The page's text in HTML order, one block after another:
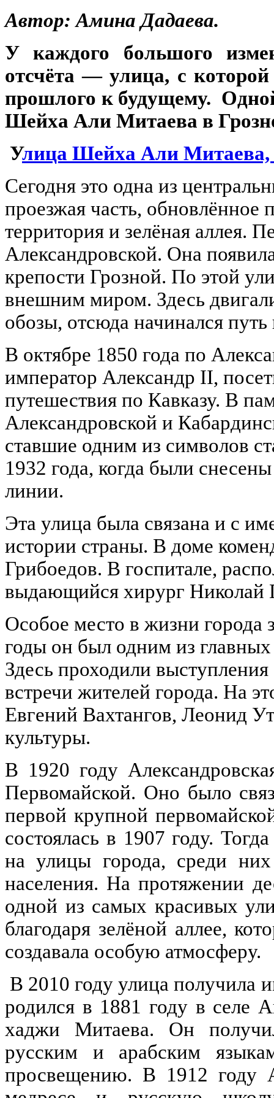
Автор: Амина Дадаева.
У каждого большого
отсчёта — улица, с
прошлого к будущему.
Шейха Али Митаева в
Улица Шейха Али Митаева,
Сегодня это одна из
проезжая часть, обновлённое
территория и зелёная аллея.
Александровской. Она
крепости Грозной. По этой
внешним миром. Здесь
обозы, отсюда начинался
В октябре 1850 года по
император Александр II,
путешествия по Кавказу. В
Александровской и
ставшие одним из символов
1932 года, когда были
линии.
Эта улица была связана и с
истории страны. В доме
Грибоедов. В госпитале,
выдающийся хирург Николай
Особое место в жизни города
годы он был одним из
Здесь проходили
встречи жителей города. На
Евгений Вахтангов, Леонид
культуры.
В 1920 году
Первомайской. Оно было
первой крупной
состоялась в 1907 году.
на улицы города, среди
населения. На протяжении
одной из самых красивых
благодаря зелёной аллее,
создавала особую атмосферу.
В 2010 году улица
родился в 1881 году в селе
хаджи Митаева. Он
русским и арабским
просвещению. В 1912 году